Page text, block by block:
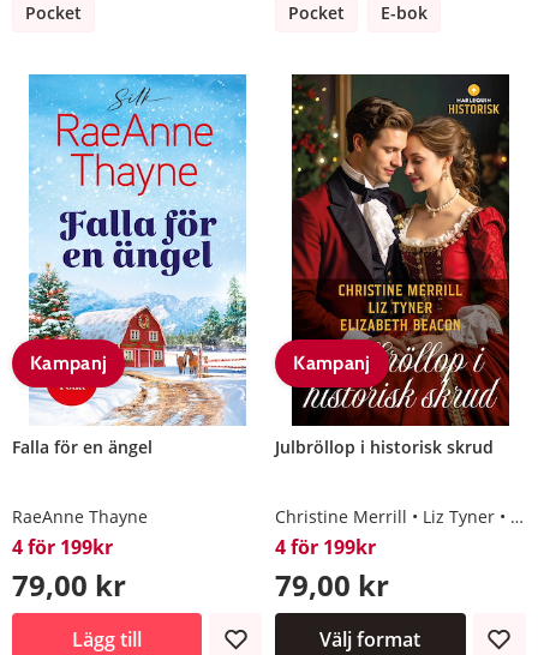
Pocket Pocket E-bok
Kampanj
Falla för en ängel
RaeAnne Thayne
4 för 199kr
79,00 kr
Lägg till
Kampanj
Julbröllop i historisk skrud
Christine Merrill Liz Tyner
4 för 199kr
79,00 kr
Välj format